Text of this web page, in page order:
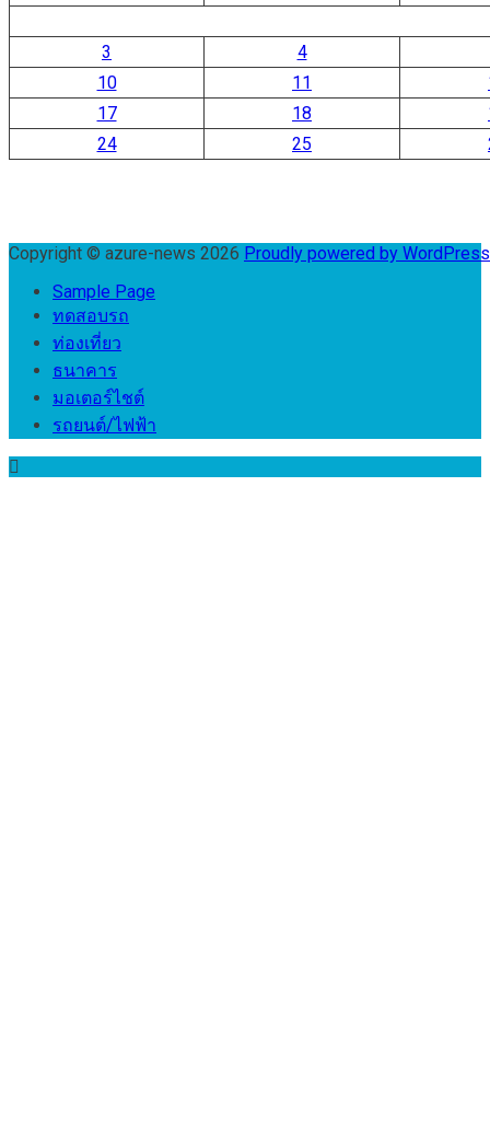
3
4
10
11
17
18
24
25
Copyright © azure-news 2026 Proudly powered by
Sample Page
ทดสอบรถ
ท่องเที่ยว
ธนาคาร
มอเตอร์ไชต์
รถยนต์/ไฟฟ้า